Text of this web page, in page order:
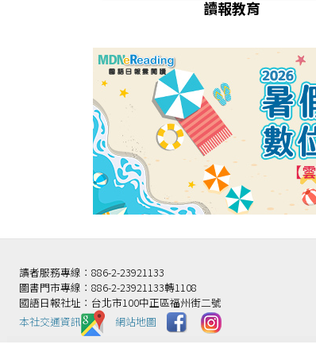
讀報教育
讀者服務專線：886-2-23921133
圖書門市專線：886-2-23921133轉1108
國語日報社址：台北市100中正區福州街二號
本社交通資訊️
網站地圖